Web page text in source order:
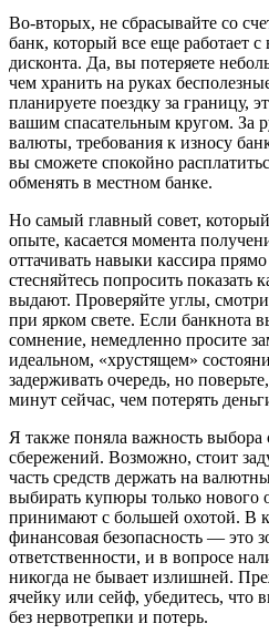
Во-вторых, не сбрасывайте со
банк, который все еще работает
дисконта. Да, вы потеряете
чем хранить на руках
планируете поездку за границу,
вашим спасательным кругом. За
валюты, требования к износу
вы сможете спокойно
обменять в местном банке.
Но самый главный совет,
опыте, касается момента
оттачивать навыки кассира
стесняйтесь попросить
выдают. Проверяйте углы,
при ярком свете. Если банкнота
сомнение, немедленно просите
идеальном, «хрустящем»
задерживать очередь, но
минут сейчас, чем потерять
Я также поняла важность выбора
сбережений. Возможно, стоит
часть средств держать на
выбирать купюры только нового
принимают с большей охотой. В
финансовая безопасность — это
ответственности, и в вопросе
никогда не бывает излишней.
ячейку или сейф, убедитесь, что
без нервотрепки и потерь.